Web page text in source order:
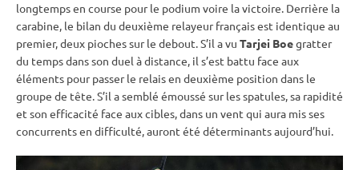
longtemps en course pour le podium voire la victoire. Derrière la
carabine, le bilan du deuxième relayeur français est identique au
premier, deux pioches sur le debout. S’il a vu Tarjei Boegratter
du temps dans son duel à distance, il s’est battu face aux
éléments pour passer le relaisen deuxième position dans le
groupe de tête. S’il a semblé émoussé sur les spatules, sa rapidité
et son efficacité face aux cibles, dans un vent qui aura mis ses
concurrents en difficulté, auront été déterminants aujourd’hui.